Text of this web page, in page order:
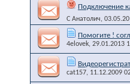
Подключение
С Анатолич,
Помогите !
4elovek, 29.01.2013
cat157, 11.12.2009